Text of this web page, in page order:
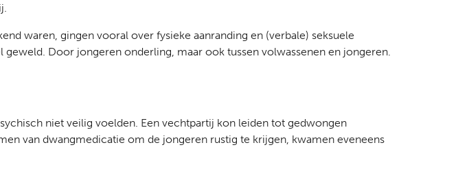
waren, gingen vooral over fysieke aanranding en (verbale) seksuele
Door jongeren onderling, maar ook tussen volwassenen en jongeren.
niet veilig voelden. Een vechtpartij kon leiden tot gedwongen
van dwangmedicatie om de jongeren rustig te krijgen, kwamen eveneens